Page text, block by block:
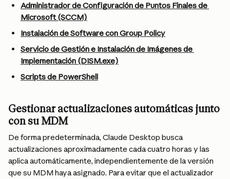
Administrador de Configuración de Puntos Finales de
Microsoft (SCCM)
Instalación de Software con Group Policy
Servicio de Gestión e Instalación de Imágenes de
Implementación (DISM.exe)
Scripts de PowerShell
Gestionar actualizaciones automáticas junto
con su MDM
De forma predeterminada, Claude Desktop busca
actualizaciones aproximadamente cada cuatro horas y las
aplica automáticamente, independientemente de la versión
que su MDM haya asignado. Para evitar que el actualizador